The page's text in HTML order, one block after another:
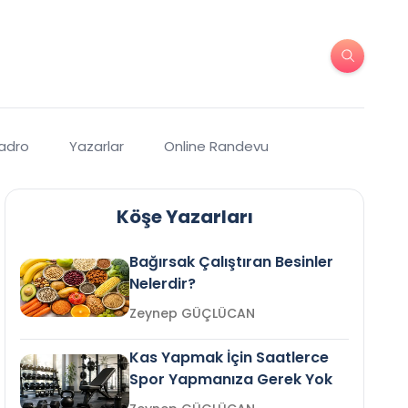
Yazarlar Online Randevu
Köşe Yazarları
Bağırsak Çalıştıran Besinler
Nelerdir?
Zeynep GÜÇLÜCAN
Kas Yapmak İçin Saatlerce
Spor Yapmanıza Gerek Yok